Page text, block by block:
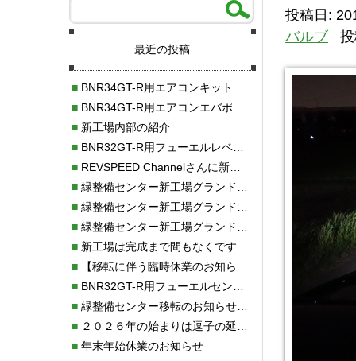
投稿日:
バルブ
最近の投稿
■BNR34GT-R用エアコンキット新発売！！
■BNR34GT-R用エアコンエバポレーターを新発売！！
■新工場内部の紹介
■BNR32GT-R用フューエルレベルセンサー新発売！！
■REVSPEED Channelさんに新社屋を紹介していただきました!!
■緑整備センター新工場グランドオープン・続報
■緑整備センター新工場グランドオープン
■緑整備センター新工場グランドオープンのお知らせ！！
■新工場は完成まで間もなくです！！
■【移転に伴う臨時休業のお知らせ】
■BNR32GT-R用フューエルセンサー新発売!!
■緑整備センター移転のお知らせ！！
■２０２６年の始まりは逗子の延命寺に行きました。
■年末年始休業のお知らせ